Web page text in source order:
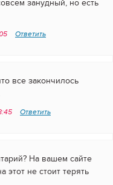
занудный, но есть
Ответить
все закончилось
Ответить
На вашем сайте
не стоит терять